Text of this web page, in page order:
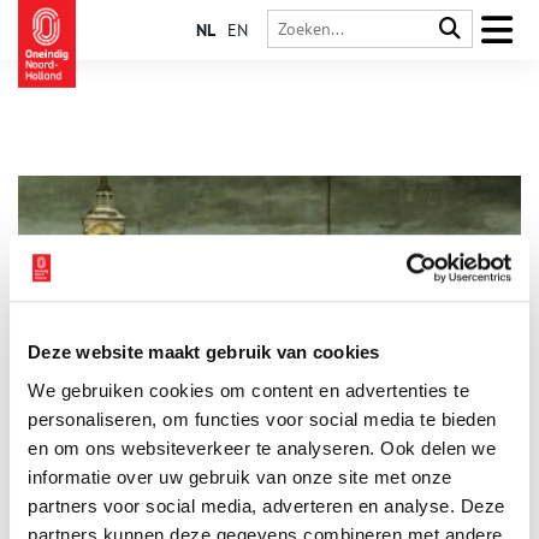
Deze website maakt gebruik van cookies
We gebruiken cookies om content en advertenties te
personaliseren, om functies voor social media te bieden
en om ons websiteverkeer te analyseren. Ook delen we
informatie over uw gebruik van onze site met onze
partners voor social media, adverteren en analyse. Deze
partners kunnen deze gegevens combineren met andere
NL EN
Fokke van der Meer (1936) is geboren en getogen in
Amsterdam en woont sinds 1963 in Noorwegen. Toen hij in
1998 met vervroegd pensioen ging wist hij precies wat hij zou
gaan doen: onderzoek naar de geschiedenis van zowel
Noorwegen als Amsterdam. Van prijsboeken had hij nog nooit
gehoord totdat er in 2006 één opdook in Trondheim. Deze
bijzondere boeken waren de beloning voor de beste leerlingen